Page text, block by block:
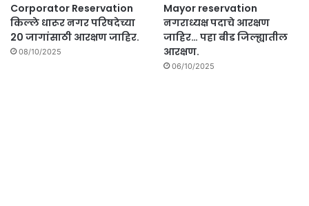
Corporator Reservation
किल्ले धारूर नगर परिषदेच्या
20 जागांसाठी आरक्षण जाहिर.
08/10/2025
Mayor reservation
नगराध्यक्ष पदाचे आरक्षण
जाहिर… पहा बीड जिल्ह्यातील
आरक्षण.
06/10/2025